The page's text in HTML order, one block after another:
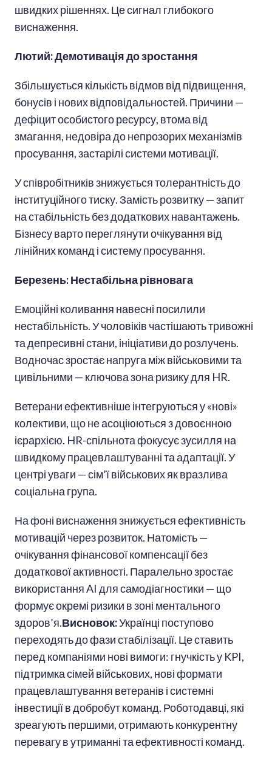
швидких рішеннях. Це сигнал глибокого
виснаження.
Лютий: Демотивація до зростання
Збільшується кількість відмов від підвищення,
бонусів і нових відповідальностей. Причини —
дефіцит особистого ресурсу, втома від
змагання, недовіра до непрозорих механізмів
просування, застарілі системи мотивації.
У співробітників знижується толерантність до
інституційного тиску. Замість розвитку — запит
на стабільність без додаткових навантажень.
Бізнесу варто переглянути очікування від
лінійних команд і систему просування.
Березень: Нестабільна рівновага
Емоційні коливання навесні посилили
нестабільність. У чоловіків частішають тривожні
та депресивні стани, ініціативи до розлучень.
Водночас зростає напруга між військовими та
цивільними — ключова зона ризику для HR.
Ветерани ефективніше інтегруються у «нові»
колективи, що не асоціюються з довоєнною
ієрархією. HR-спільнота фокусує зусилля на
швидкому працевлаштуванні та адаптації. У
центрі уваги — сім’ї військових як вразлива
соціальна група.
На фоні виснаження знижується ефективність
мотивацій через розвиток. Натомість —
очікування фінансової компенсації без
додаткової активності. Паралельно зростає
використання AI для самодіагностики — що
формує окремі ризики в зоні ментального
здоров’я.Висновок:Українці поступово
переходять до фази стабілізації. Це ставить
перед компаніями нові вимоги: гнучкість у KPI,
підтримка сімей військових, нові формати
працевлаштування ветеранів і системні
інвестиції в добробут команд. Роботодавці, які
зреагують першими, отримають конкурентну
перевагу в утриманні та ефективності команд.